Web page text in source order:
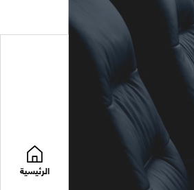
الرئيسية